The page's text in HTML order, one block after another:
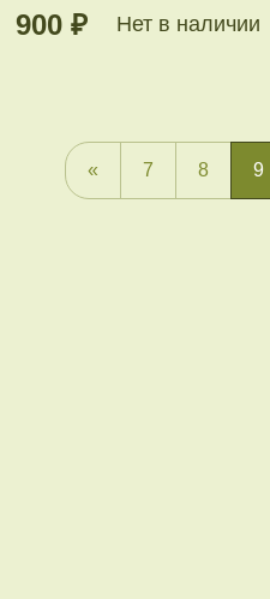
900 ₽ Нет в наличии
« 7 8 9